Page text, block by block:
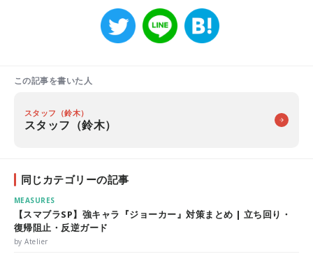
この記事を書いた人
スタッフ（鈴木）
スタッフ（鈴木）
同じカテゴリーの記事
MEASURES
【スマブラSP】強キャラ『ジョーカー』対策まとめ | 立ち回り・
復帰阻止・反逆ガード
by Atelier